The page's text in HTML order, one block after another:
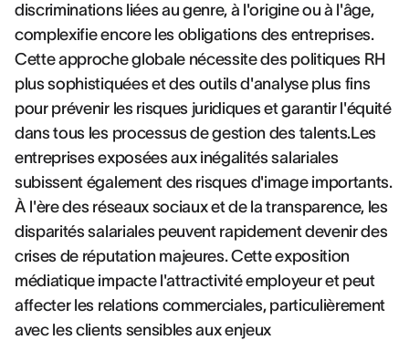
discriminations liées au genre, à l'origine ou à l'âge,
complexifie encore les obligations des entreprises.
Cette approche globale nécessite des politiques RH
plus sophistiquées et des outils d'analyse plus fins
pour prévenir les risques juridiques et garantir l'équité
dans tous les processus de gestion des talents.Les
entreprises exposées aux inégalités salariales
subissent également des risques d'image importants.
À l'ère des réseaux sociaux et de la transparence, les
disparités salariales peuvent rapidement devenir des
crises de réputation majeures. Cette exposition
médiatique impacte l'attractivité employeur et peut
affecter les relations commerciales, particulièrement
avec les clients sensibles aux enjeux